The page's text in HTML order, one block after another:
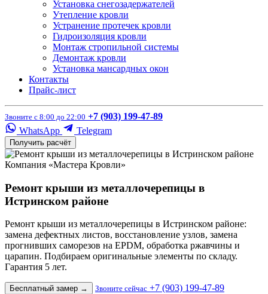
Установка снегозадержателей
Утепление кровли
Устранение протечек кровли
Гидроизоляция кровли
Монтаж стропильной системы
Демонтаж кровли
Установка мансардных окон
Контакты
Прайс-лист
Звоните с 8:00 до 22:00 +7 (903) 199-47-89
WhatsApp
Telegram
Получить расчёт
Компания «Мастера Кровли»
Ремонт крыши из металлочерепицы в
Истринском районе
Ремонт крыши из металлочерепицы в Истринском районе:
замена дефектных листов, восстановление узлов, замена
прогнивших саморезов на EPDM, обработка ржавчины и
царапин. Подбираем оригинальные элементы по складу.
Гарантия 5 лет.
Бесплатный замер → Звоните сейчас +7 (903) 199-47-89